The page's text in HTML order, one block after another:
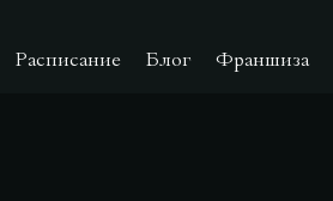
Расписание Блог Франшиза